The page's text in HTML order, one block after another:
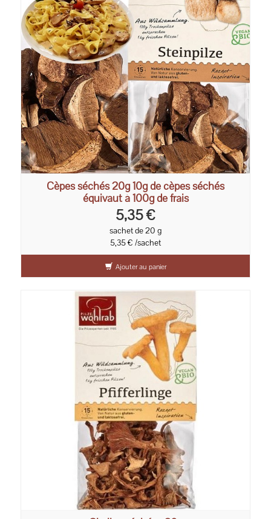
Cèpes séchés 20g 10g de cèpes séchés
équivaut à 100g de frais
5,35 €
sachet de 20 g
5,35 € /sachet
Ajouter au panier